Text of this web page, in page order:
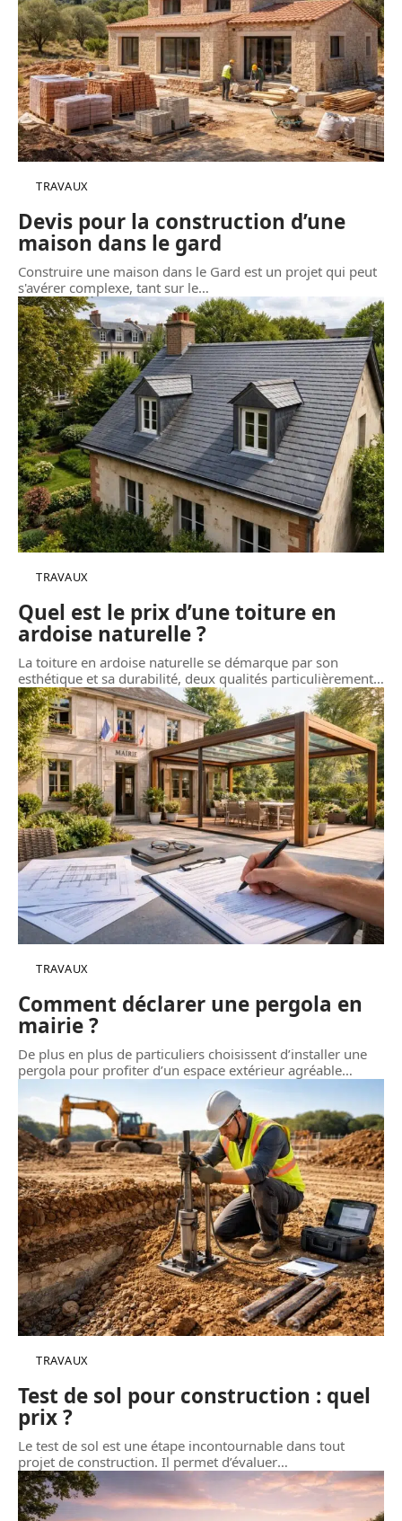
TRAVAUX
Devis pour la construction d’une
maison dans le gard
Construire une maison dans le Gard est un projet qui peut
s'avérer complexe, tant sur le…
TRAVAUX
Quel est le prix d’une toiture en
ardoise naturelle ?
La toiture en ardoise naturelle se démarque par son
esthétique et sa durabilité, deux qualités particulièrement…
TRAVAUX
Comment déclarer une pergola en
mairie ?
De plus en plus de particuliers choisissent d’installer une
pergola pour profiter d’un espace extérieur agréable…
TRAVAUX
Test de sol pour construction : quel
prix ?
Le test de sol est une étape incontournable dans tout
projet de construction. Il permet d’évaluer…